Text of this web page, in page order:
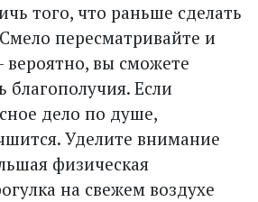
того, что раньше сделать
пересматривайте и
вы сможете
благополучия. Если
дело по душе,
Уделите внимание
физическая
на свежем воздухе